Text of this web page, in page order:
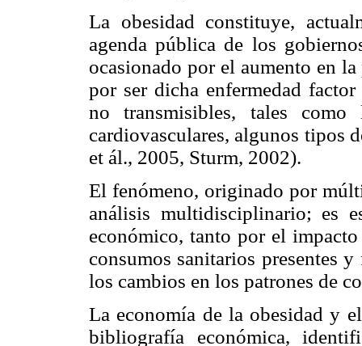
La obesidad constituye,
agenda pública de los
ocasionado por el aumento en
por ser dicha enfermedad
no transmisibles, tales como
cardiovasculares, algunos tipos
et ál., 2005, Sturm, 2002).
El fenómeno, originado por
análisis multidisciplinario; es
económico, tanto por el
consumos sanitarios presentes
los cambios en los patrones de
La economía de la obesidad y
bibliografía económica,